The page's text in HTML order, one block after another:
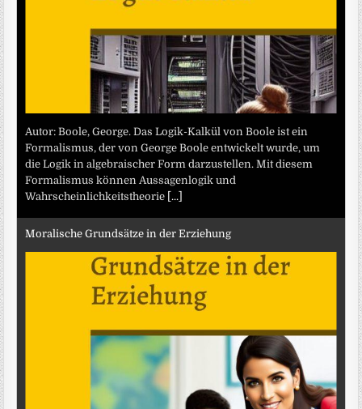
Autor: Boole, George. Das Logik-Kalkül von Boole ist ein
Formalismus, der von George Boole entwickelt wurde, um
die Logik in algebraischer Form darzustellen. Mit diesem
Formalismus können Aussagenlogik und
Wahrscheinlichkeitstheorie [...]
Moralische Grundsätze in der Erziehung